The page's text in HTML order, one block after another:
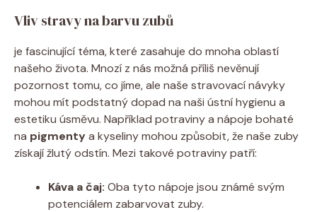
Vliv stravy na barvu zubů
je fascinující téma, které zasahuje do mnoha oblastí
našeho života. Mnozí z nás možná příliš nevěnují
pozornost tomu, co jíme, ale naše stravovací návyky
mohou mít podstatný dopad na naši ústní hygienu a
estetiku úsměvu. Například potraviny a nápoje bohaté
na pigmentya kyseliny mohou způsobit, že naše zuby
získají žlutý odstín. Mezi takové potraviny patří:
Káva a čaj: Oba tyto nápoje jsou známé svým
potenciálem zabarvovat zuby.